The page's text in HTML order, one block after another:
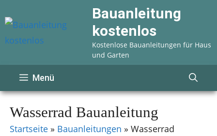
Inhalt
springen
Bauanleitung
kostenlos
Kostenlose Bauanleitungen für Haus
und Garten
Menü
Wasserrad Bauanleitung
Startseite » Bauanleitungen » Wasserrad